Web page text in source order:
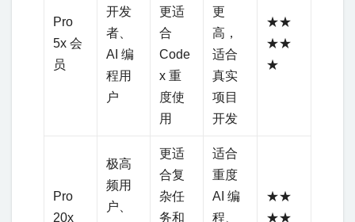
Pro
5x 会
员
开发
者、
AI 编
程用
户
更适
合
Code
x 重
度使
用
更
高，
适合
真实
项目
开发
★★
★★
★
Pro
20x
极高
频用
户、
更适
合复
杂任
务和
适合
重度
AI 编
程、
★★
★★